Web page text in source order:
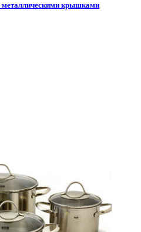
металлическими крышками